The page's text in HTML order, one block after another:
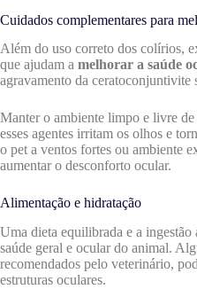
Cuidados complementares para
Além do uso correto dos colírios,
que ajudam a melhorar a saúde
agravamento da ceratoconjuntivite
Manter o ambiente limpo e livre
esses agentes irritam os olhos e
o pet a ventos fortes ou ambiente
aumentar o desconforto ocular.
Alimentação e hidratação
Uma dieta equilibrada e a ingestão
saúde geral e ocular do animal.
recomendados pelo veterinário,
estruturas oculares.